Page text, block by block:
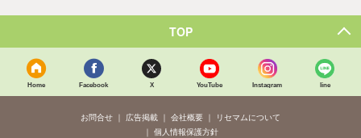
TOP
Home Facebook X YouTube Instagram line
お問合せ 広告掲載 会社概要
リセマムについて
個人情報保護方針